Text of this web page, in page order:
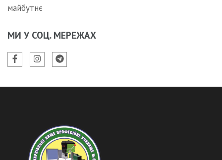
майбутнє
МИ У СОЦ. МЕРЕЖАХ